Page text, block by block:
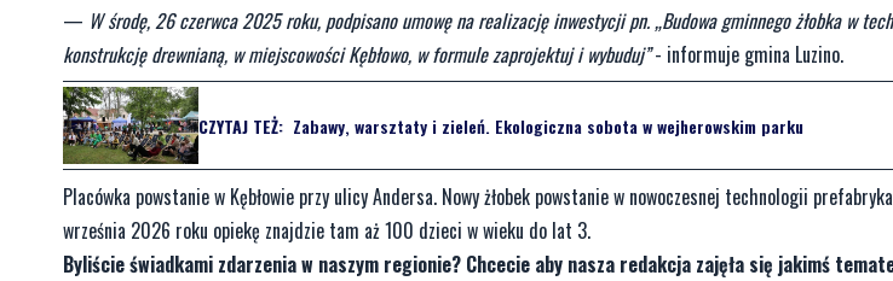
— W środę, 26 czerwca 2025 roku, podpisano umowę na realizację inwestycji pn. „Budowa gminnego żłobka w
konstrukcję drewnianą, w miejscowości Kębłowo, w formule zaprojektuj i wybuduj”- informuje gmina Luzino.
CZYTAJ TEŻ: Zabawy, warsztaty i zieleń. Ekologiczna sobota w wejherowskim parku
Placówka powstanie w Kębłowie przy ulicy Andersa. Nowy żłobek powstanie w nowoczesnej technologii
września 2026 roku opiekę znajdzie tam aż 100 dzieci w wieku do lat 3.
Byliście świadkami zdarzenia w naszym regionie? Chcecie aby nasza redakcja zajęła się jakimś